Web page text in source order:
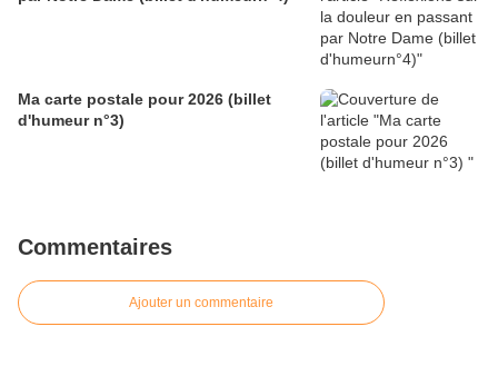
Ma carte postale pour 2026 (billet
d'humeur n°3)
Commentaires
Ajouter un commentaire